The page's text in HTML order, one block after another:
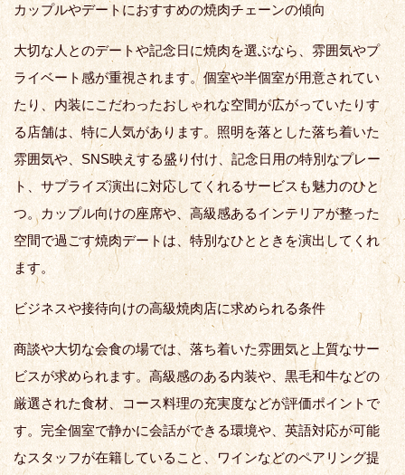
カップルやデートにおすすめの焼肉チェーンの傾向
大切な人とのデートや記念日に焼肉を選ぶなら、雰囲気やプ
ライベート感が重視されます。個室や半個室が用意されてい
たり、内装にこだわったおしゃれな空間が広がっていたりす
る店舗は、特に人気があります。照明を落とした落ち着いた
雰囲気や、SNS映えする盛り付け、記念日用の特別なプレー
ト、サプライズ演出に対応してくれるサービスも魅力のひと
つ。カップル向けの座席や、高級感あるインテリアが整った
空間で過ごす焼肉デートは、特別なひとときを演出してくれ
ます。
ビジネスや接待向けの高級焼肉店に求められる条件
商談や大切な会食の場では、落ち着いた雰囲気と上質なサー
ビスが求められます。高級感のある内装や、黒毛和牛などの
厳選された食材、コース料理の充実度などが評価ポイントで
す。完全個室で静かに会話ができる環境や、英語対応が可能
なスタッフが在籍していること、ワインなどのペアリング提